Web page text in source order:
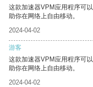
这款加速器VPM应用程序可
助你在网络上自由移动。
2024-04-02
游客
这款加速器VPM应用程序可
助你在网络上自由移动。
2024-04-02